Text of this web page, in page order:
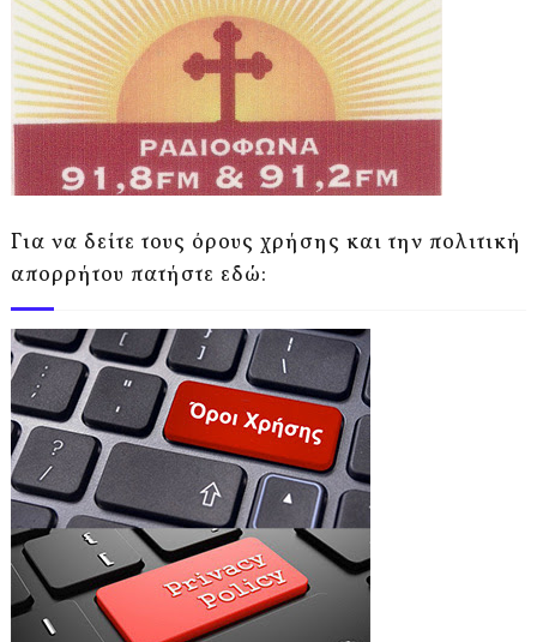
Για να δείτε τους όρους χρήσης και την πολιτική
απορρήτου πατήστε εδώ: